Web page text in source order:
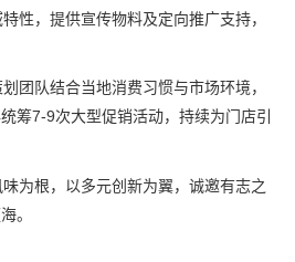
性，提供宣传物料及定向推广支持，
团队结合当地消费习惯与市场环境，
筹7-9次大型促销活动，持续为门店引
为根，以多元创新为翼，诚邀有志之
。